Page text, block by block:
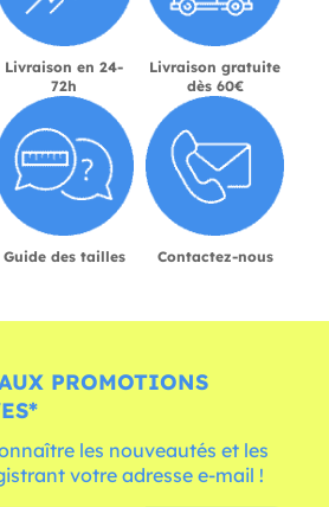
Livraison en 24-
72h
Livraison gratuite
dès 60€
Guide des tailles Contactez-nous
PROMOTIONS
les nouveautés et les
votre adresse e-mail !